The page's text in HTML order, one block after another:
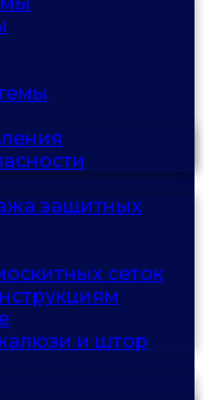
защитных
сеток
и штор